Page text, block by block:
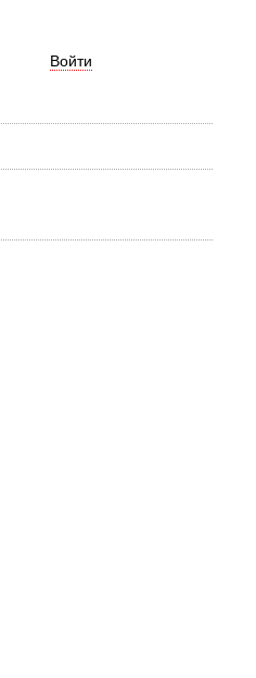
Войти